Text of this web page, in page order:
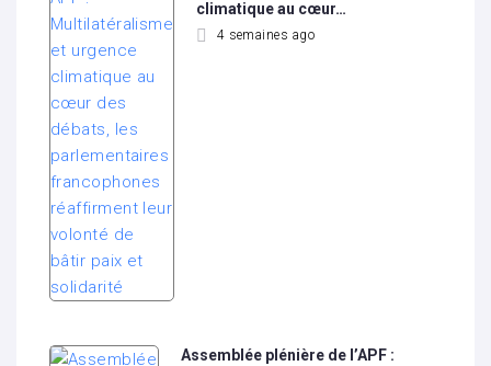
climatique au cœur…
4 semaines ago
Assemblée plénière de l’APF :